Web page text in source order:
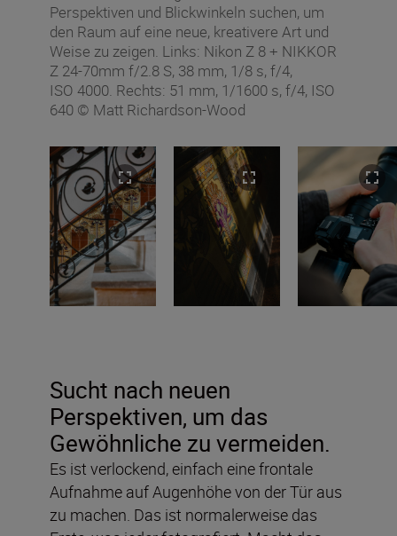
Perspektiven und Blickwinkeln suchen, um
den Raum auf eine neue, kreativere Art und
Weise zu zeigen. Links: Nikon Z 8 + NIKKOR
Z 24-70mm f/2.8 S, 38 mm, 1/8 s, f/4,
ISO 4000. Rechts: 51 mm, 1/1600 s, f/4, ISO
640 © Matt Richardson-Wood
Sucht nach neuen
Perspektiven, um das
Gewöhnliche zu vermeiden.
Es ist verlockend, einfach eine frontale
Aufnahme auf Augenhöhe von der Tür aus
zu machen. Das ist normalerweise das